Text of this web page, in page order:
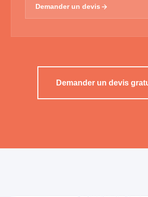
Demander un devis
Demander un devis